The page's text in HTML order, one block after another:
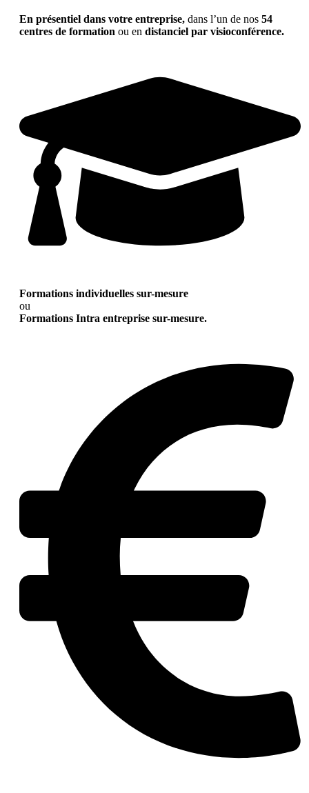
En présentiel dans votre entreprise, dans l’un de nos 54
centres de formation ou en distanciel par visioconférence.
Formations individuelles sur-mesure
ou
Formations Intra entreprise sur-mesure.